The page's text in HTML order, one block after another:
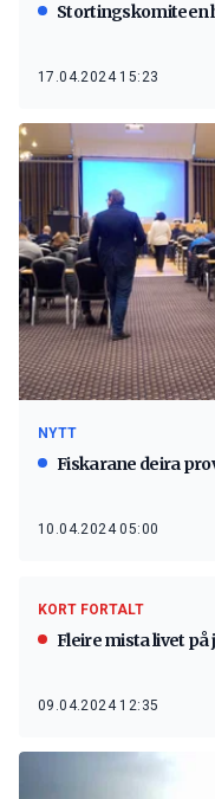
Stortingskomiteen
17.04.2024 15:23
NYTT
Fiskarane deira
10.04.2024 05:00
KORT FORTALT
Fleire mista livet på
09.04.2024 12:35